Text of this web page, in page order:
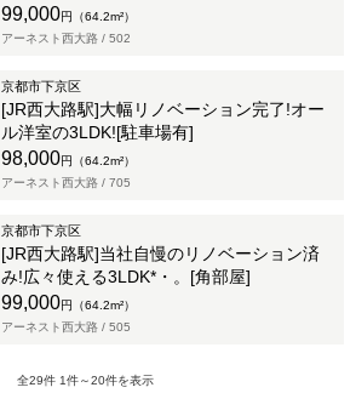
99,000円（64.2m²）
アーネスト西大路 / 502
京都市下京区
[JR西大路駅]大幅リノベーション完了!オー
ル洋室の3LDK![駐車場有]
98,000円（64.2m²）
アーネスト西大路 / 705
京都市下京区
[JR西大路駅]当社自慢のリノベーション済
み!広々使える3LDK*・。[角部屋]
99,000円（64.2m²）
アーネスト西大路 / 505
全29件 1件～20件を表示